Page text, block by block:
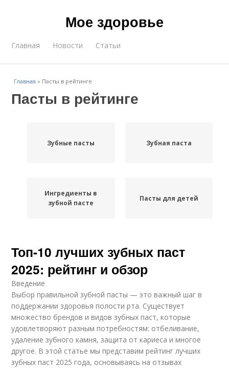
Мое здоровье
Главная Новости Статьи
Главная » Пасты в рейтинге
Пасты в рейтинге
Зубные пасты Зубная паста
Ингредиенты в
зубной пасте
Пасты для детей
Топ-10 лучших зубных паст
2025: рейтинг и обзор
Введение
Выбор правильной зубной пасты — это важный шаг в
поддержании здоровья полости рта. Существует
множество брендов и видов зубных паст, которые
удовлетворяют разным потребностям: отбеливание,
удаление зубного камня, защита от кариеса и многое
другое. В этой статье мы представим рейтинг лучших
зубных паст 2025 года, основываясь на отзывах